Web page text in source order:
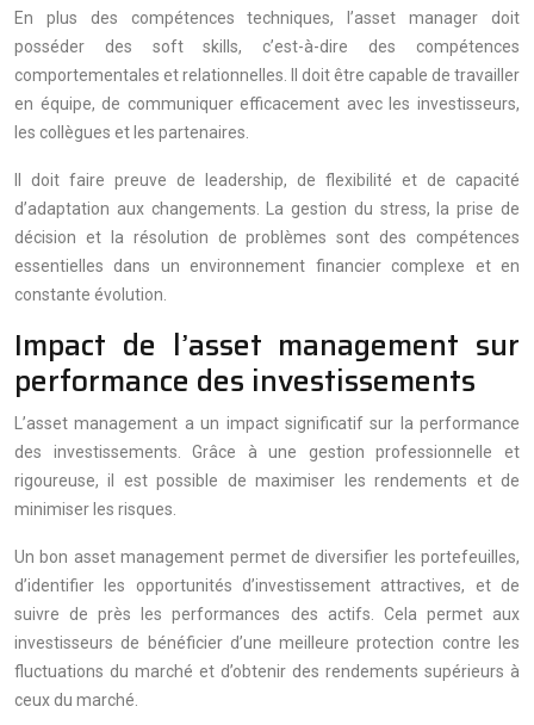
En plus des compétences techniques, l’asset manager doit
posséder des soft skills, c’est-à-dire des compétences
comportementales et relationnelles. Il doit être capable de travailler
en équipe, de communiquer efficacement avec les investisseurs,
les collègues et les partenaires.
Il doit faire preuve de leadership, de flexibilité et de capacité
d’adaptation aux changements. La gestion du stress, la prise de
décision et la résolution de problèmes sont des compétences
essentielles dans un environnement financier complexe et en
constante évolution.
Impact de l’asset management sur
performance des investissements
L’asset management a un impact significatif sur la performance
des investissements. Grâce à une gestion professionnelle et
rigoureuse, il est possible de maximiser les rendements et de
minimiser les risques.
Un bon asset management permet de diversifier les portefeuilles,
d’identifier les opportunités d’investissement attractives, et de
suivre de près les performances des actifs. Cela permet aux
investisseurs de bénéficier d’une meilleure protection contre les
fluctuations du marché et d’obtenir des rendements supérieurs à
ceux du marché.